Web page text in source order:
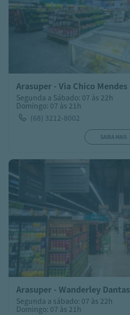
Arasuper - Via Chico Mendes
Segunda a Sábado: 07 às 22h
Domingo: 07 às 21h
(68) 3212-8002
SAIBA MAIS
Arasuper - Wanderley Dantas
Segunda a sábado: 07 às 22h
Domingo: 07 às 21h